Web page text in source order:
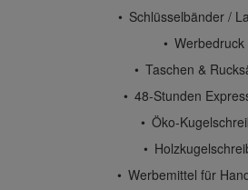
Schlüsselbänder /
Werbedruck
Taschen &
48-Stunden
Öko-
Werbemittel für